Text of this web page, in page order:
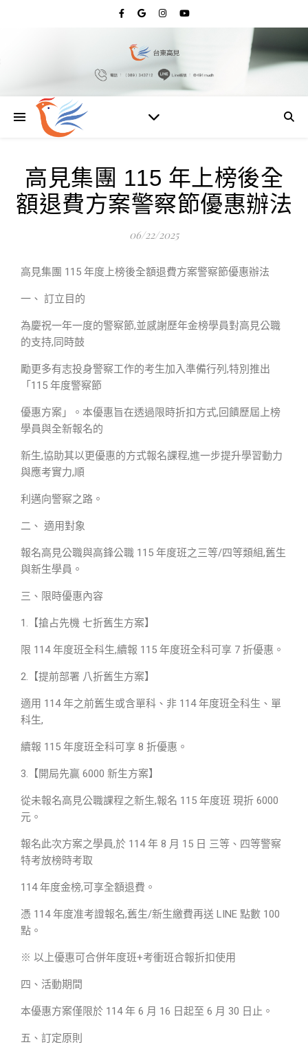
高見集團 115 年上榜後全
額退費方案警察節優惠辦法
06/22/2025
高見集團 115 年度上榜後全額退費方案警察節優惠辦法
一、 訂立目的
為慶祝一年一度的警察節,並感謝歷年金榜學員對高見公職
的支持,同時鼓
勵更多有志投身警察工作的考生加入準備行列,特別推出
「115 年度警察節
優惠方案」。本優惠旨在透過限時折扣方式,回饋歷屆上榜
學員與全新報名的
新生,協助其以更優惠的方式報名課程,進一步提升學習動力
與應考實力,順
利邁向警察之路。
二、 適用對象
報名高見公職與高鋒公職 115 年度班之三等/四等類組,舊生
與新生學員。
三、限時優惠內容
1.【搶占先機 七折舊生方案】
限 114 年度班全科生,續報 115 年度班全科可享 7 折優惠。
2.【提前部署 八折舊生方案】
適用 114 年之前舊生或含單科、非 114 年度班全科生、單
科生,
續報 115 年度班全科可享 8 折優惠。
3.【開局先贏 6000 新生方案】
從未報名高見公職課程之新生,報名 115 年度班 現折 6000
元。
報名此次方案之學員,於 114 年 8 月 15 日 三等、四等警察
特考放榜時考取
114 年度金榜,可享全額退費。
憑 114 年度准考證報名,舊生/新生繳費再送 LINE 點數 100
點。
※ 以上優惠可合併年度班+考衝班合報折扣使用
四、活動期間
本優惠方案僅限於 114 年 6 月 16 日起至 6 月 30 日止。
五、訂定原則